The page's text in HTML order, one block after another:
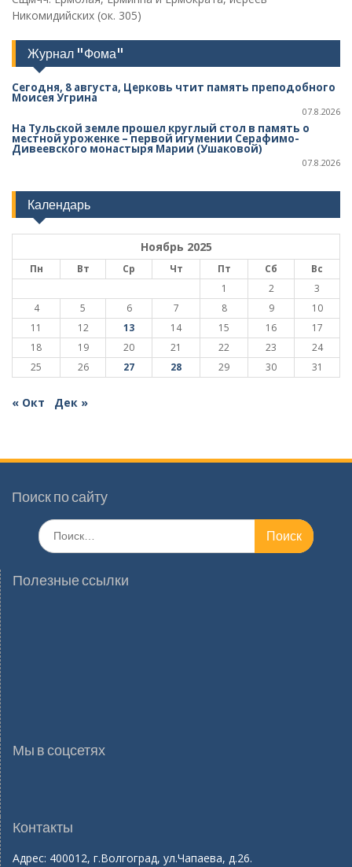
Никомидийских (ок. 305)
Журнал "Фома"
Сегодня, 8 августа, Церковь чтит память преподобного
Моисея Угрина
07.8.2026
На Тульской земле прошел круглый стол в память о
местной уроженке – первой игумении Серафимо-
Дивеевского монастыря Марии (Ушаковой)
07.8.2026
Календарь
Ноябрь 2025
Пн Вт Ср Чт Пт Сб
Вс
1
2
3
4
5 6 7 8 9
10
11
12 13 14 15 16
17
18
19 20 21 22 23
24
25
26 27 28 29 30 31
« Окт Дек »
Поиск по сайту
Поиск
по:
Полезные ссылки
Мы в соцсетях
Контакты
Адрес: 400012, г.Волгоград, ул.Чапаева, д.26.